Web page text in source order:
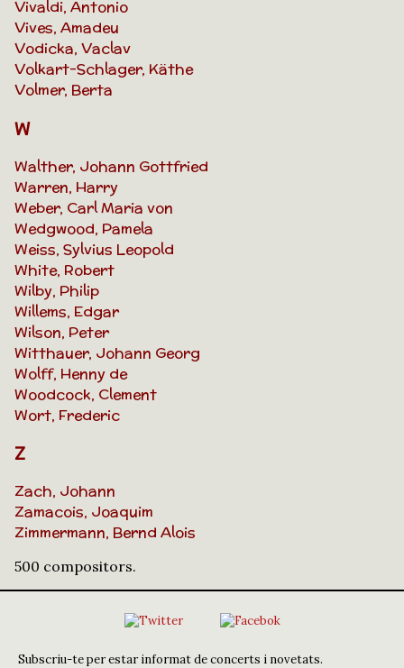
Vivaldi, Antonio
Vives, Amadeu
Vodicka, Vaclav
Volkart-Schlager, Käthe
Volmer, Berta
W
Walther, Johann Gottfried
Warren, Harry
Weber, Carl Maria von
Wedgwood, Pamela
Weiss, Sylvius Leopold
White, Robert
Wilby, Philip
Willems, Edgar
Wilson, Peter
Witthauer, Johann Georg
Wolff, Henny de
Woodcock, Clement
Wort, Frederic
Z
Zach, Johann
Zamacois, Joaquim
Zimmermann, Bernd Alois
500 compositors.
Subscriu-te per estar informat de concerts i novetats.